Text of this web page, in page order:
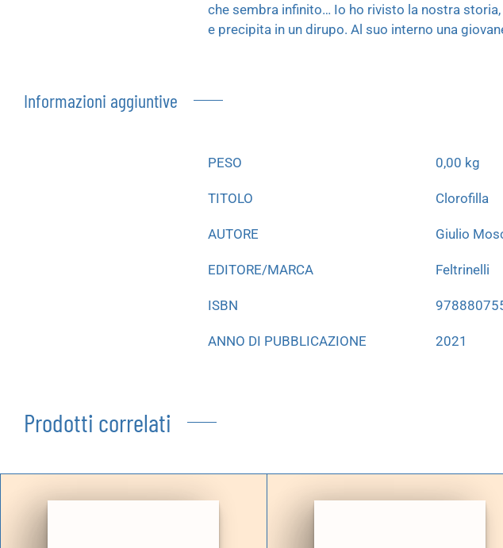
che sembra infinito… Io ho rivisto la nostra storia,
e precipita in un dirupo. Al suo interno una
Informazioni aggiuntive
PESO 0,00 kg
TITOLO Clorofilla
AUTORE Giulio
EDITORE/MARCA Feltrinelli
ISBN
ANNO DI PUBBLICAZIONE 2021
Prodotti correlati